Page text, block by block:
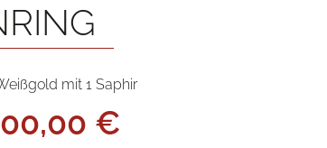
mit 1 Saphir
€